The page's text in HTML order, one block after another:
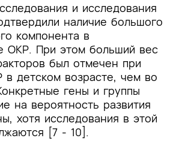
и исследования
наличие большого
компонента в
ОКР. При этом больший вес
был отмечен при
детском возрасте, чем во
гены и группы
на вероятность развития
хотя исследования в этой
[7 - 10].